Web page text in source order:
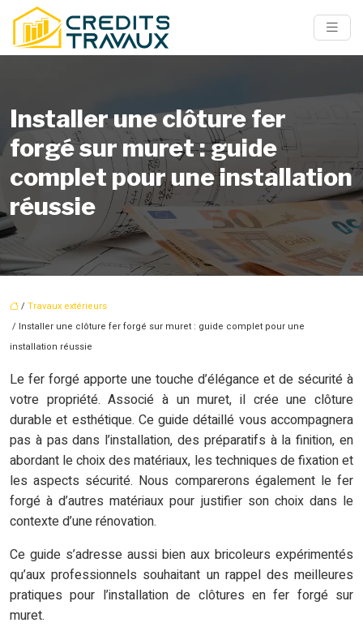
Installer une clôture fer
forgé sur muret : guide
complet pour une installation
réussie
/ Travaux extérieurs
/ Installer une clôture fer forgé sur muret : guide complet pour une
installation réussie
Le fer forgé apporte une touche d’élégance et de sécurité à
votre propriété. Associé à un muret, il crée une clôture
durable et esthétique. Ce guide détaillé vous accompagnera
pas à pas dans l’installation, des préparatifs à la finition, en
abordant le choix des matériaux, les techniques de fixation et
les aspects sécurité. Nous comparerons également le fer
forgé à d’autres matériaux pour justifier son choix dans le
contexte d’une rénovation.
Ce guide s’adresse aussi bien aux bricoleurs expérimentés
qu’aux professionnels souhaitant un rappel des meilleures
pratiques pour l’installation de clôtures en fer forgé sur
muret.